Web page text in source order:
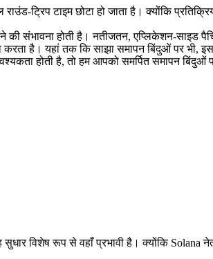
ट्रिप टाइम छोटा हो जाता है। क्योंकि
संभावना होती है। नतीजतन, एप्लिकेशन-साइड
है। यहां तक कि साझा समापन बिंदुओं पर भी,
होती है, तो हम आपको समर्पित समापन बिंदुओं
विशेष रूप से वहाँ प्रभावी है। क्योंकि